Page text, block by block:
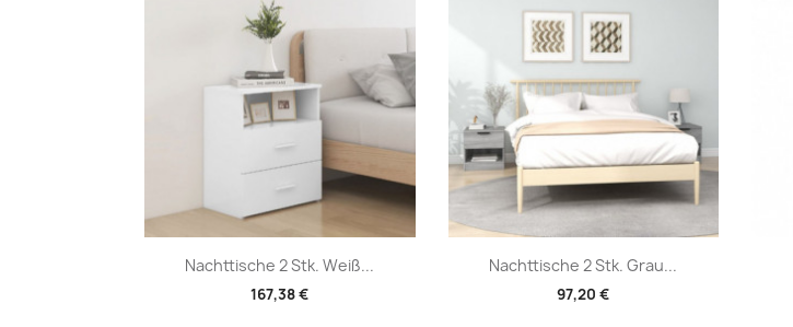
Nachttische 2 Stk. Weiß...
167,38 €
Vorschau Nachttische 2 Stk. Grau...
97,20 €
Vorschau